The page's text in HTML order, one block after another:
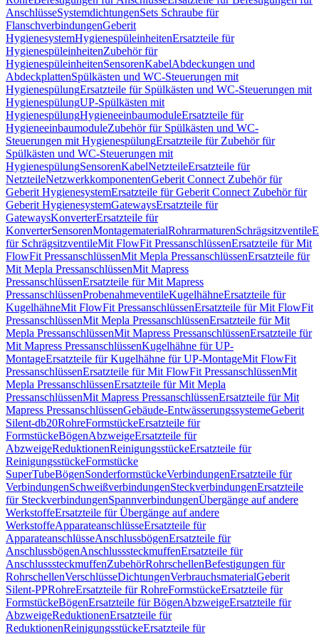
AnschlüsseSystemdichtungenSets Schraube für
FlanschverbindungenGeberit
HygienesystemHygienespüleinheitenErsatzteile für
HygienespüleinheitenZubehör für
HygienespüleinheitenSensorenKabelAbdeckungen und
AbdeckplattenSpülkästen und WC-Steuerungen mit
HygienespülungErsatzteile für Spülkästen und WC-Steuerungen mit
HygienespülungUP-Spülkästen mit
HygienespülungHygieneeinbaumoduleErsatzteile für
HygieneeinbaumoduleZubehör für Spülkästen und WC-
Steuerungen mit HygienespülungErsatzteile für Zubehör für
Spülkästen und WC-Steuerungen mit
HygienespülungSensorenKabelNetzteileErsatzteile für
NetzteileNetzwerkkomponentenGeberit Connect Zubehör für
Geberit HygienesystemErsatzteile für Geberit Connect Zubehör für
Geberit HygienesystemGatewaysErsatzteile für
GatewaysKonverterErsatzteile für
KonverterSensorenMontagematerialRohrarmaturenSchrägsitzventile
für SchrägsitzventileMit FlowFit PressanschlüssenErsatzteile für Mit
FlowFit PressanschlüssenMit Mepla PressanschlüssenErsatzteile für
Mit Mepla PressanschlüssenMit Mapress
PressanschlüssenErsatzteile für Mit Mapress
PressanschlüssenProbenahmeventileKugelhähneErsatzteile für
KugelhähneMit FlowFit PressanschlüssenErsatzteile für Mit FlowFit
PressanschlüssenMit Mepla PressanschlüssenErsatzteile für Mit
Mepla PressanschlüssenMit Mapress PressanschlüssenErsatzteile für
Mit Mapress PressanschlüssenKugelhähne für UP-
MontageErsatzteile für Kugelhähne für UP-MontageMit FlowFit
PressanschlüssenErsatzteile für Mit FlowFit PressanschlüssenMit
Mepla PressanschlüssenErsatzteile für Mit Mepla
PressanschlüssenMit Mapress PressanschlüssenErsatzteile für Mit
Mapress PressanschlüssenGebäude-EntwässerungssystemeGeberit
Silent-db20RohreFormstückeErsatzteile für
FormstückeBögenAbzweigeErsatzteile für
AbzweigeReduktionenReinigungsstückeErsatzteile für
ReinigungsstückeFormstücke
SuperTubeBögenSonderformstückeVerbindungenErsatzteile für
VerbindungenSchweißverbindungenSteckverbindungenErsatzteile
für SteckverbindungenSpannverbindungenÜbergänge auf andere
WerkstoffeErsatzteile für Übergänge auf andere
WerkstoffeApparateanschlüsseErsatzteile für
ApparateanschlüsseAnschlussbögenErsatzteile für
AnschlussbögenAnschlusssteckmuffenErsatzteile für
AnschlusssteckmuffenZubehörRohrschellenBefestigungen für
RohrschellenVerschlüsseDichtungenVerbrauchsmaterialGeberit
Silent-PPRohreErsatzteile für RohreFormstückeErsatzteile für
FormstückeBögenErsatzteile für BögenAbzweigeErsatzteile für
AbzweigeReduktionenErsatzteile für
ReduktionenReinigungsstückeErsatzteile für